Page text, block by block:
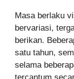
Masa berlaku
bervariasi,
berikan.
satu tahun,
selama